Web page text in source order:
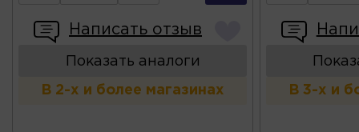
Написать отзыв
Показать аналоги
В 2-х и более магазинах В 3-х и